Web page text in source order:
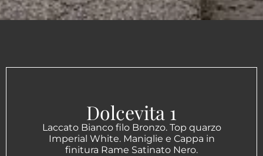
Dolcevita 1
Laccato Bianco filo Bronzo. Top quarzo
Imperial White. Maniglie e Cappa in
finitura Rame Satinato Nero.